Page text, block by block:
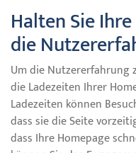
Halten Sie
die
Um die Nutzererfahrung
die Ladezeiten Ihrer
Ladezeiten können
dass sie die Seite
dass Ihre Homepage